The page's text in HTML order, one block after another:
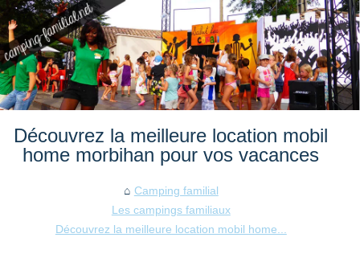
Découvrez la meilleure location mobil
home morbihan pour vos vacances
Camping familial
Les campings familiaux
Découvrez la meilleure location mobil home...